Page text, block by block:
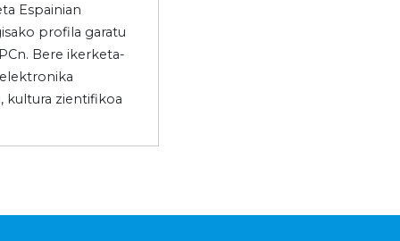
Espainian
profila garatu
Bere ikerketa-
kultura zientifikoa